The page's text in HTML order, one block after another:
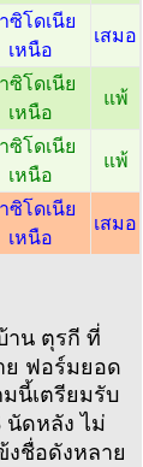
ซิโดเนีย
เหนือ
เสมอ
ซิโดเนีย
เหนือ
แพ้
ซิโดเนีย
เหนือ
แพ้
ซิโดเนีย
เหนือ
เสมอ
าน ตุรกี ที่
ย ฟอร์มยอด
มนี้เตรียมรับ
นัดหลัง ไม่
ชื่อดังหลาย